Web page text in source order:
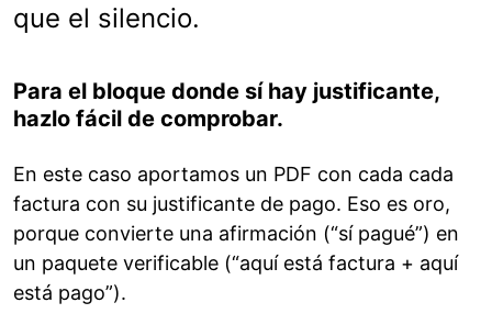
que el silencio.
Para el bloque donde sí hay justificante,
hazlo fácil de comprobar.
En este caso aportamos un PDF con cada cada
factura con su justificante de pago. Eso es oro,
porque convierte una afirmación (“sí pagué”) en
un paquete verificable (“aquí está factura + aquí
está pago”).